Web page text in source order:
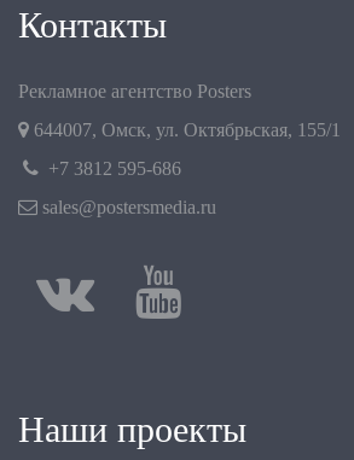
Контакты
Рекламное агентство Posters
644007, Омск, ул. Октябрьская, 155/1
+7 3812 595-686
sales@postersmedia.ru
Наши проекты